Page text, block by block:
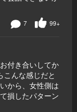
99+
7
付き合いしてか
こんな感じだと
から、女性側は
損したパターン